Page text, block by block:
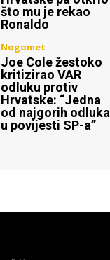
što mu je rekao
Ronaldo
Nogomet
Joe Cole žestoko
kritizirao VAR
odluku protiv
Hrvatske: “Jedna
od najgorih odluka
u povijesti SP-a”